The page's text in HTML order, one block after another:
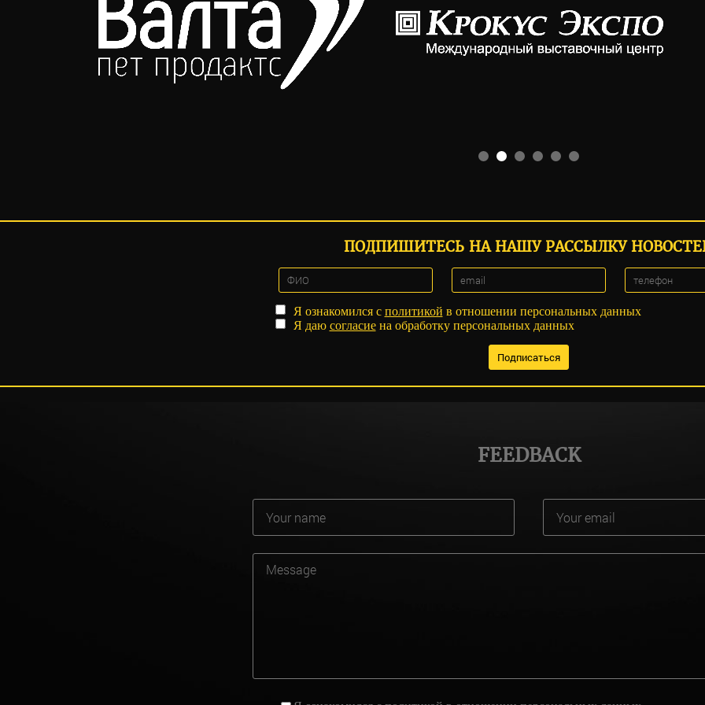
ПОДПИШИТЕСЬ НА НАШУ РАССЫЛКУ
Я ознакомился с политикой в отношении персональных данных
Я даю согласиена обработку персональных данных
FEEDBACK